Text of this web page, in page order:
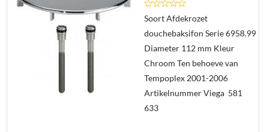
In
winkelmand
Soort Afdekrozet
douchebaksifon Serie 6958.99
Diameter 112 mm Kleur
Chroom Ten behoeve van
Tempoplex 2001-2006
Artikelnummer Viega 581
633